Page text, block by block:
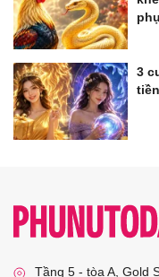
3
Tầng 5 - tòa A, Gold